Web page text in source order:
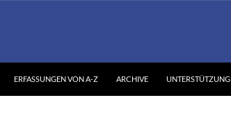
ERFASSUNGEN VON A-Z ARCHIVE UNTERSTÜTZUNG